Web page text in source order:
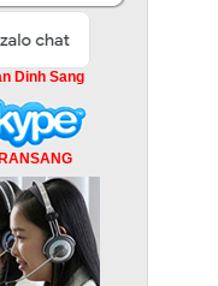
Dinh Sang